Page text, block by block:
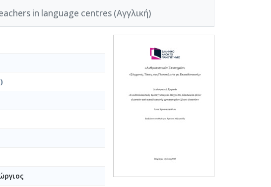
in language centres (Αγγλική)